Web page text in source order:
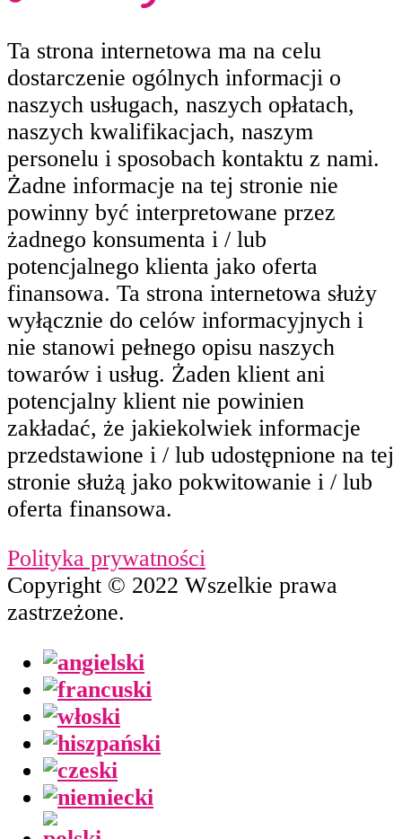
Ta strona internetowa ma na celu
dostarczenie ogólnych informacji o
naszych usługach, naszych opłatach,
naszych kwalifikacjach, naszym
personelu i sposobach kontaktu z nami.
Żadne informacje na tej stronie nie
powinny być interpretowane przez
żadnego konsumenta i / lub
potencjalnego klienta jako oferta
finansowa. Ta strona internetowa służy
wyłącznie do celów informacyjnych i
nie stanowi pełnego opisu naszych
towarów i usług. Żaden klient ani
potencjalny klient nie powinien
zakładać, że jakiekolwiek informacje
przedstawione i / lub udostępnione na tej
stronie służą jako pokwitowanie i / lub
oferta finansowa.
Polityka prywatności
Copyright © 2022 Wszelkie prawa
zastrzeżone.